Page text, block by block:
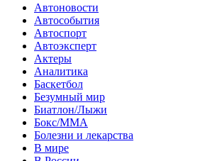
Автоновости
Автособытия
Автоспорт
Автоэксперт
Актеры
Аналитика
Баскетбол
Безумный мир
Биатлон/Лыжи
Бокс/MMA
Болезни и лекарства
В мире